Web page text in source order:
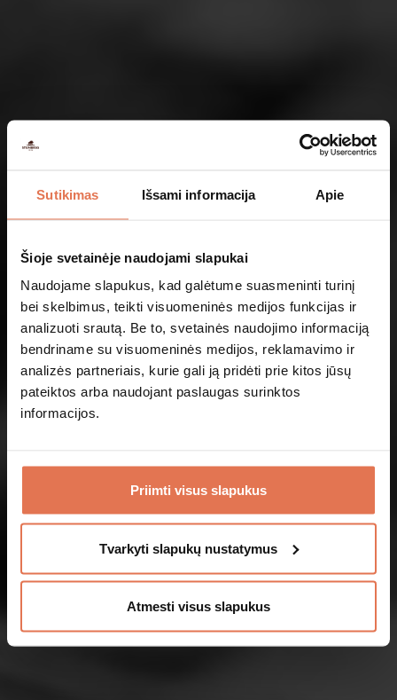
Sutikimas Išsami informacija Apie
Šioje svetainėje naudojami slapukai
Naudojame slapukus, kad galėtume suasmeninti turinį
bei skelbimus, teikti visuomeninės medijos funkcijas ir
analizuoti srautą. Be to, svetainės naudojimo informaciją
bendriname su visuomeninės medijos, reklamavimo ir
analizės partneriais, kurie gali ją pridėti prie kitos jūsų
pateiktos arba naudojant paslaugas surinktos
informacijos.
Priimti visus slapukus
Tvarkyti slapukų nustatymus
Atmesti visus slapukus
AR TAU YRA 21METŲ?